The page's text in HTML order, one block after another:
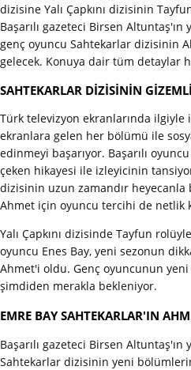
dizisine Yalı Çapkını dizisinin
Başarılı gazeteci Birsen
genç oyuncu Sahtekarlar dizisinin
gelecek. Konuya dair tüm detaylar
SAHTEKARLAR DİZİSİNİN
Türk televizyon ekranlarında
ekranlara gelen her bölümü ile
edinmeyi başarıyor. Başarılı
çeken hikayesi ile izleyicinin
dizisinin uzun zamandır
Ahmet için oyuncu tercihi de netlik
Yalı Çapkını dizisinde Tayfun
oyuncu Enes Bay, yeni sezonun
Ahmet'i oldu. Genç oyuncunun
şimdiden merakla bekleniyor.
EMRE BAY SAHTEKARLAR'IN
Başarılı gazeteci Birsen
Sahtekarlar dizisinin yeni